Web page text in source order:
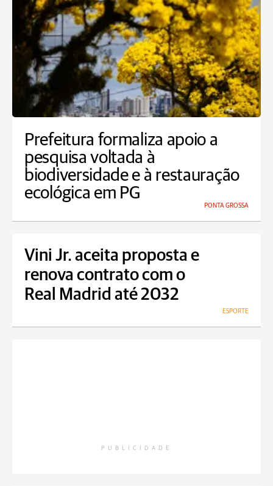
Prefeitura formaliza apoio a
pesquisa voltada à
biodiversidade e à restauração
ecológica em PG
PONTA GROSSA
Vini Jr. aceita proposta e
renova contrato com o
Real Madrid até 2032
ESPORTE
PUBLICIDADE